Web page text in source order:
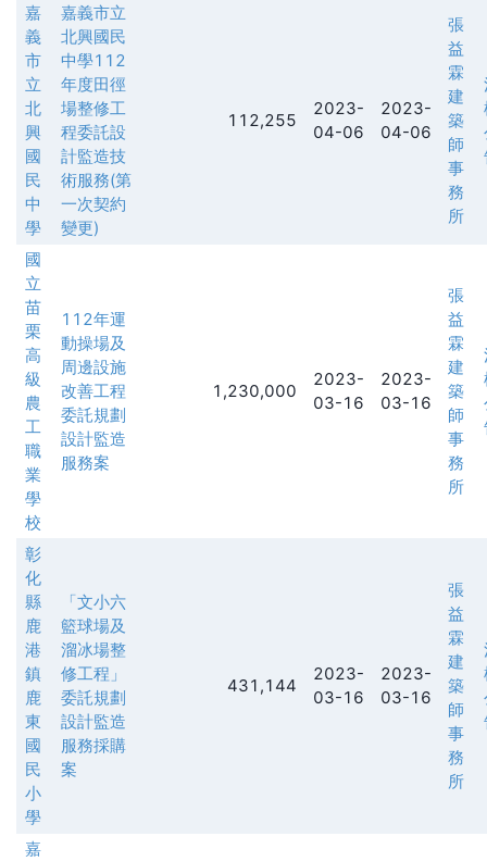
嘉
義
市
立
北
興
國
民
中
學
嘉義市立
北興國民
中學112
年度田徑
場整修工
程委託設
計監造技
術服務(第
一次契約
變更)
112,255
2023-
04-06
2023-
04-06
張
益
霖
建
築
師
事
務
所
國
立
苗
栗
高
級
農
工
職
業
學
校
112年運
動操場及
周邊設施
改善工程
委託規劃
設計監造
服務案
1,230,000
2023-
03-16
2023-
03-16
張
益
霖
建
築
師
事
務
所
彰
化
縣
鹿
港
鎮
鹿
東
國
民
小
學
「文小六
籃球場及
溜冰場整
修工程」
委託規劃
設計監造
服務採購
案
431,144
2023-
03-16
2023-
03-16
張
益
霖
建
築
師
事
務
所
嘉